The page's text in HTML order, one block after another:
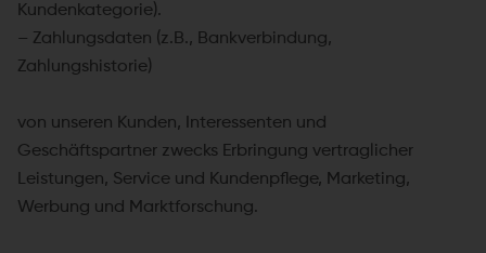
Kundenkategorie).
– Zahlungsdaten (z.B., Bankverbindung,
Zahlungshistorie)
von unseren Kunden, Interessenten und
Geschäftspartner zwecks Erbringung vertraglicher
Leistungen, Service und Kundenpflege, Marketing,
Werbung und Marktforschung.